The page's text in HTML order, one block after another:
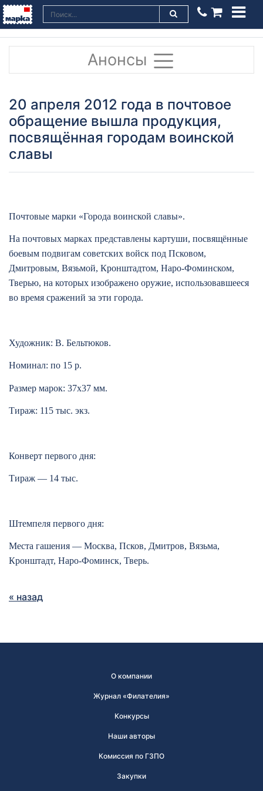
Анонсы
20 апреля 2012 года в почтовое
обращение вышла продукция,
посвящённая городам воинской
славы
Почтовые марки «Города воинской славы».
На почтовых марках представлены картуши, посвящённые
боевым подвигам советских войск под Псковом,
Дмитровым, Вязьмой, Кронштадтом, Наро-Фоминском,
Тверью, на которых изображено оружие, использовавшееся
во время сражений за эти города.
Художник: В. Бельтюков.
Номинал: по 15 р.
Размер марок: 37х37 мм.
Тираж: 115 тыс. экз.
Конверт первого дня:
Тираж — 14 тыс.
Штемпеля первого дня:
Места гашения ― Москва, Псков, Дмитров, Вязьма,
Кронштадт, Наро-Фоминск, Тверь.
« назад
О компании
Журнал «Филателия»
Конкурсы
Наши авторы
Комиссия по ГЗПО
Закупки